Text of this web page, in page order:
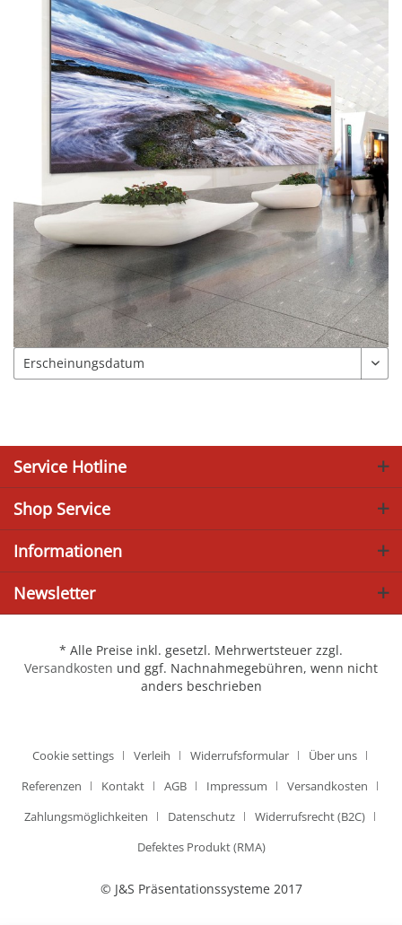
Service Hotline
Shop Service
Informationen
Newsletter
* Alle Preise inkl. gesetzl. Mehrwertsteuer zzgl.
Versandkosten und ggf. Nachnahmegebühren, wenn nicht
anders beschrieben
Cookie settings Verleih Widerrufsformular
Über uns
Referenzen
Kontakt AGB Impressum
Versandkosten
Zahlungsmöglichkeiten
Datenschutz
Widerrufsrecht (B2C)
Defektes Produkt (RMA)
© J&S Präsentationssysteme 2017